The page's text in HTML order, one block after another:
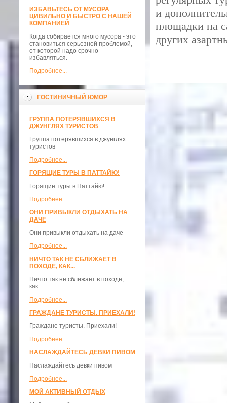
ИЗБАВЬТЕСЬ ОТ МУСОРА
ЦИВИЛЬНО И БЫСТРО С НАШЕЙ
КОМПАНИЕЙ
Когда собирается много мусора - это
становиться серьезной проблемой,
от которой надо срочно
избавляться.
Подробнее...
ГОСТИНИЧНЫЙ ЮМОР
ГРУППА ПОТЕРЯВШИХСЯ В
ДЖУНГЛЯХ ТУРИСТОВ
Группа потерявшихся в джунглях
туристов
Подробнее...
ГОРЯЩИЕ ТУРЫ В ПАТТАЙЮ!
Горящие туры в Паттайю!
Подробнее...
ОНИ ПРИВЫКЛИ ОТДЫХАТЬ НА
ДАЧЕ
Они привыкли отдыхать на даче
Подробнее...
НИЧТО ТАК НЕ СБЛИЖАЕТ В
ПОХОДЕ, КАК...
Ничто так не сближает в походе,
как...
Подробнее...
ГРАЖДАНЕ ТУРИСТЫ. ПРИЕХАЛИ!
Граждане туристы. Приехали!
Подробнее...
НАСЛАЖДАЙТЕСЬ ДЕВКИ ПИВОМ
Наслаждайтесь девки пивом
Подробнее...
МОЙ АКТИВНЫЙ ОТДЫХ
и
площадки на
других